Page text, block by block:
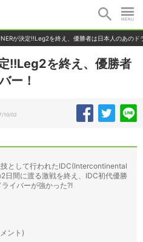
が決定!!Leg2を終え、優勝者は日本人のあのド
!!Leg2を終え、優勝者
ー！
10/02
として行われたIDC(Intercontinental
日間に渡る激戦を終え、IDC初代優勝
イバーが強かった?!
ント)